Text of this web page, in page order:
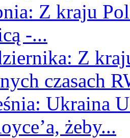
Z kraju
-...
Z
czasach
Ukraina
żeby...